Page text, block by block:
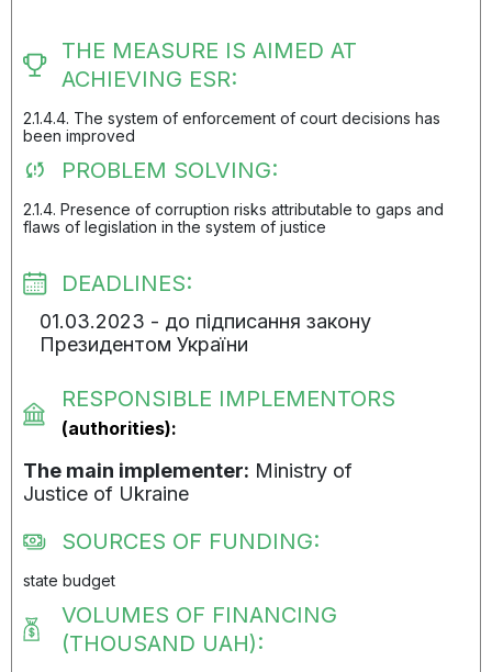
THE MEASURE IS AIMED AT
ACHIEVING ESR:
2.1.4.4. The system of enforcement of court decisions has
been improved
PROBLEM SOLVING:
2.1.4. Presence of corruption risks attributable to gaps and
flaws of legislation in the system of justice
DEADLINES:
01.03.2023 - до підписання закону
Президентом України
RESPONSIBLE IMPLEMENTORS
(authorities):
The main implementer: Ministry of
Justice of Ukraine
SOURCES OF FUNDING:
state budget
VOLUMES OF FINANCING
(THOUSAND UAH):